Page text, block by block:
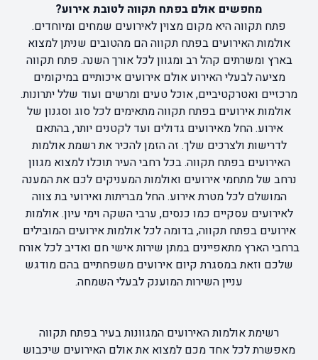
מחפשים אולם בפתח תקווה לטובת אירוע?
פתח תקווה היא מקום מצוין לאירועים שמחים ומיוחדים.
אולמות האירועים בפתח תקווה הם מהטובים שניתן למצוא
בארץ ומשרתים קהל רב ומגוון לכל אורך השנה. פתח תקווה
מציעה לבעלי האירוע אולם אירועים איכותיים במיקומים
מרכזיים ואטרקטיביים, אוכל טעים ומרשים ועוד שלל יתרונות.
אולמות אירועים בפתח תקווה מתאימים לכל סוג וסגנון של
אירוע. החל מאירועים גדולים ועד לקטנים יותר, בהתאם
לדרישות ולצרכים שלך. זה הזמן להכיר את רשמת אולמות
האירועים בפתח תקווה. בכל רחבי העיר תוכלו למצוא מגוון
נרחב של מתחמי אירועים ואולמות המעניקים לכם את המענה
המושלם לכל מטרת אירוע. החל מבריתות ואירועי בת צווה
לאירועים עסקיים כמו כנסים, ערבי השקה וימי עיון. אולמות
אירועים בפתח תקווה, בדומה לכל אולמות אירועים המובילים
ברחבי הארץ מתאפיינים במתן שירות אישי חם ואדיב לכל אורח
שלכם וזאת במסגרת קיום אירועים משפחתיים בהם מודגש
עניין השירות המוענק לבעלי השמחה.
רשימת אולמות האירועים המגוונות בעיר בפתח תקווה
מאפשרת לכל אחד מכם למצוא את אולם האירועים שיכבוש